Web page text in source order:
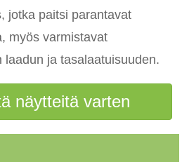
jotka paitsi parantavat
myös varmistavat
laadun ja tasalaatuisuuden.
näytteitä varten